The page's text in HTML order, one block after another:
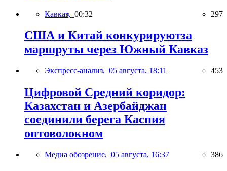
Кавказ, 00:32 297
США и Китай конкурируютза
маршруты через Южный Кавказ
Экспресс-анализ, 05 августа, 18:11 453
Цифровой Средний коридор:
Казахстан и Азербайджан
соединили берега Каспия
оптоволокном
Медиа обозрение, 05 августа, 16:37 386